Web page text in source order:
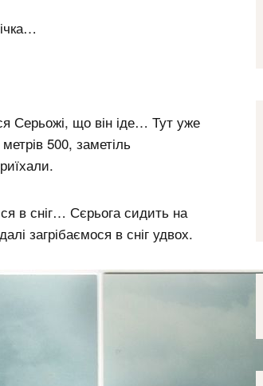
Серьожі, що він іде… Тут уже
500, заметіль
в сніг… Сєрьога сидить на
загрібаємося в сніг удвох.